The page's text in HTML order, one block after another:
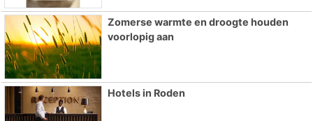
Zomerse warmte en droogte houden
voorlopig aan
Hotels in Roden